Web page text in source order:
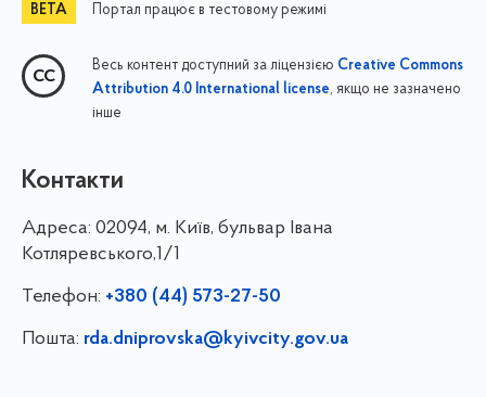
Портал працює в тестовому режимі
Весь контент доступний за ліцензією Creative Commons
Attribution 4.0 International license, якщо не зазначено
інше
Контакти
Адреса: 02094, м. Київ, бульвар Івана
Котляревського,1/1
Телефон: +380 (44) 573-27-50
Пошта: rda.dniprovska@kyivcity.gov.ua